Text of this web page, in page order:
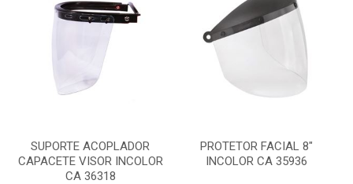
SUPORTE ACOPLADOR
CAPACETE VISOR INCOLOR
CA 36318
PROTETOR FACIAL 8"
INCOLOR CA 35936